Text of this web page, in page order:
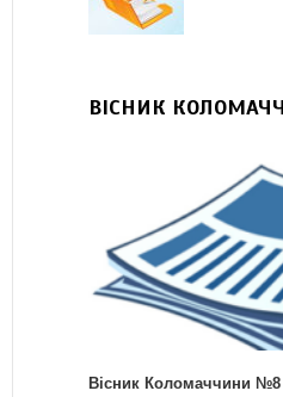
ВІСНИК
Вісник Коломаччини №8